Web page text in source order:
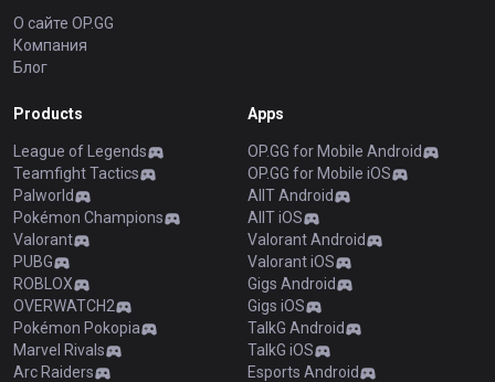
О сайте OP.GG
Компания
Блог
Products
League of Legends
Teamfight Tactics
Palworld
Pokémon Champions
Valorant
PUBG
ROBLOX
OVERWATCH2
Pokémon Pokopia
Marvel Rivals
Arc Raiders
Apps
OP.GG for Mobile Android
OP.GG for Mobile iOS
AllT Android
AllT iOS
Valorant Android
Valorant iOS
Gigs Android
Gigs iOS
TalkG Android
TalkG iOS
Esports Android